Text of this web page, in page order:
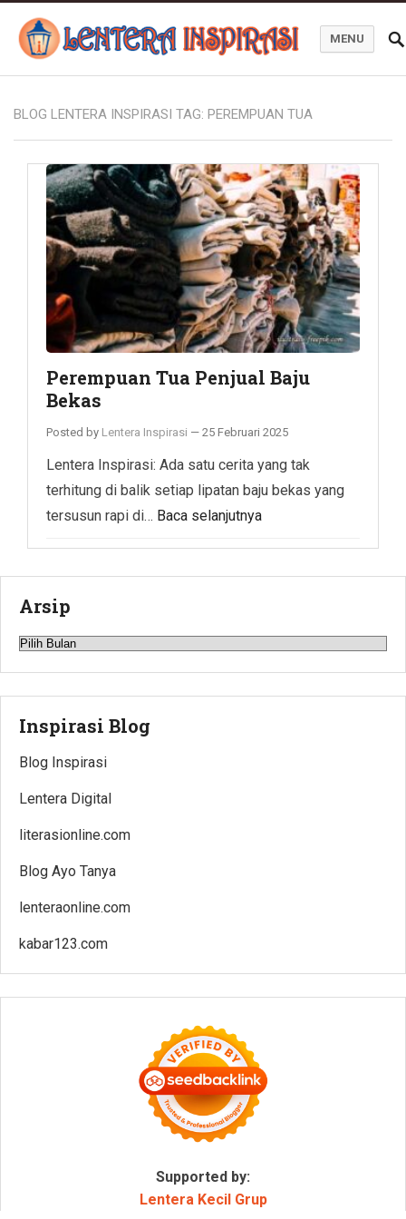
MENU
BLOG LENTERA INSPIRASI TAG: PEREMPUAN TUA
Perempuan Tua Penjual Baju
Bekas
Posted by Lentera Inspirasi — 25 Februari 2025
Lentera Inspirasi: Ada satu cerita yang tak
terhitung di balik setiap lipatan baju bekas yang
tersusun rapi di… Baca selanjutnya
Arsip
Arsip
Inspirasi Blog
Blog Inspirasi
Lentera Digital
literasionline.com
Blog Ayo Tanya
lenteraonline.com
kabar123.com
Supported by:
Lentera Kecil Grup